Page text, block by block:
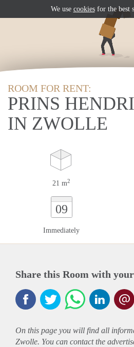
ROOM FOR RENT:
PRINS
IN ZWOLLE
21 m2
09
Immediately
Share this Room with
On this page you will find all
Zwolle. You can contact the
We use cookiesfor the best